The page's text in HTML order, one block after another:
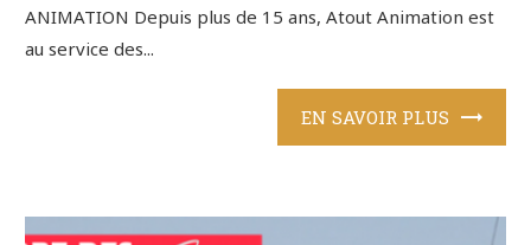
ANIMATION Depuis plus de 15 ans, Atout Animation est
au service des...
EN SAVOIR PLUS